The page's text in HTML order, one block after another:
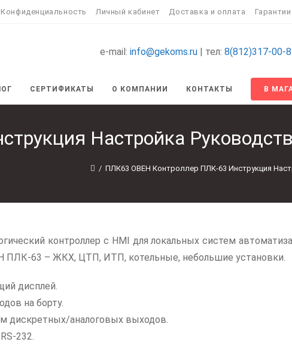
Конфиденциальность Личный кабинет Доставка и оплата
e-mail: info@gekoms.ru | тел: 8(812)317-00-
СЕРТИФИКАТЫ О КОМПАНИИ КОНТАКТЫ В
Настройка
/ ПЛК63 ОВЕН Контроллер ПЛК-63 Инструкция
контроллер с HMI для локальных систем
ПЛК-63 – ЖКХ, ЦТП, ИТП, котельные, небольшие установки.
дисплей.
на борту.
дискретных/аналоговых выходов.
232.